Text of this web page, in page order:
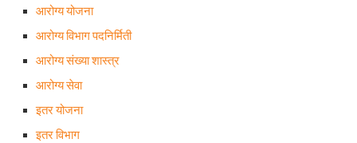
आरोग्य योजना
आरोग्य विभाग पदनिर्मिती
आरोग्य संख्या शास्त्र
आरोग्य सेवा
इतर योजना
इतर विभाग